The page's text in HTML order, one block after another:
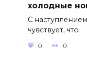
холодные
С
чувствует, что
0 0